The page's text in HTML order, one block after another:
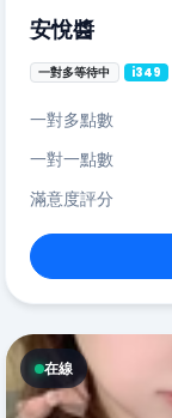
安悅醬
一對多等待中 i349
一對多點數
一對一點數
滿意度評分
在線